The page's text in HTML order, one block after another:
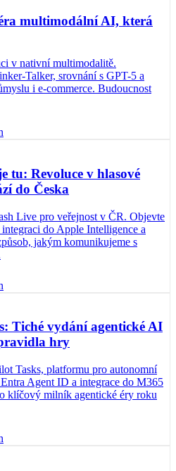
multimodální AI, která
v nativní multimodalitě.
Talker, srovnání s GPT-5 a
i e-commerce. Budoucnost
tu: Revoluce v hlasové
do Česka
Live pro veřejnost v ČR. Objevte
do Apple Intelligence a
jakým komunikujeme s
Tiché vydání agentické AI
hry
Tasks, platformu pro autonomní
Agent ID a integrace do M365
klíčový milník agentické éry roku